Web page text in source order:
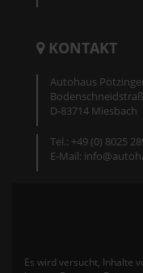
KONTAKT
Autohaus
D-83714 Miesbach
Tel.: +49 (0) 8025
E-Mail:
Es wird versucht, Inhalte